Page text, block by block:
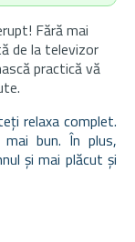
Fără mai
de la televizor
practică vă
relaxa complet.
bun. În plus,
și mai plăcut și